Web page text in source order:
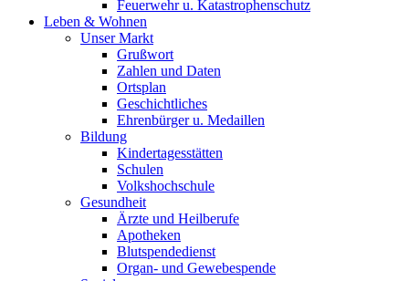
Feuerwehr u. Katastrophenschutz
Leben & Wohnen
Unser Markt
Grußwort
Zahlen und Daten
Ortsplan
Geschichtliches
Ehrenbürger u. Medaillen
Bildung
Kindertagesstätten
Schulen
Volkshochschule
Gesundheit
Ärzte und Heilberufe
Apotheken
Blutspendedienst
Organ- und Gewebespende